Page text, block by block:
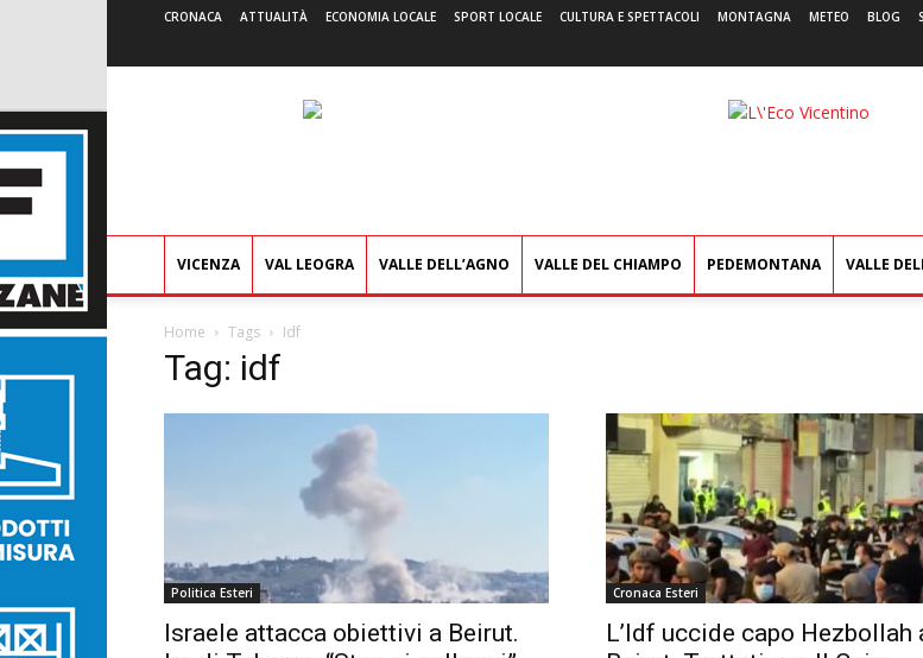
CRONACA ATTUALITÀ ECONOMIA LOCALE SPORT LOCALE CULTURA E SPETTACOLI MONTAGNA METEO BLOG
L'Eco
VICENZA VAL LEOGRA VALLE DELL’AGNO VALLE DEL CHIAMPO PEDEMONTANA VALLE
Home Tags Idf
Tag: idf
Politica Esteri
Israele attacca obiettivi a Beirut.
Cronaca Esteri
L’Idf uccide capo Hezbollah